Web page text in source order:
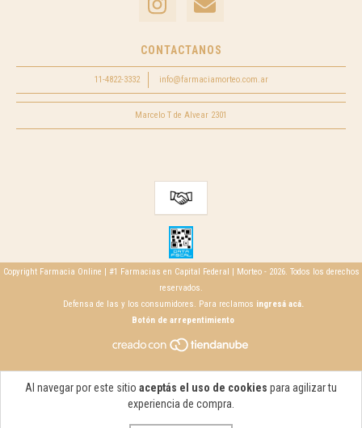
Al navegar por este sitio aceptás el uso de cookies para agilizar tu
experiencia de compra.
CONTACTANOS
11-4822-3332 info@farmaciamorteo.com.ar
Marcelo T de Alvear 2301
Copyright Farmacia Online | #1 Farmacias en Capital Federal | Morteo - 2026. Todos los derechos
reservados.
Defensa de las y los consumidores. Para reclamos ingresá acá.
Botón de arrepentimiento